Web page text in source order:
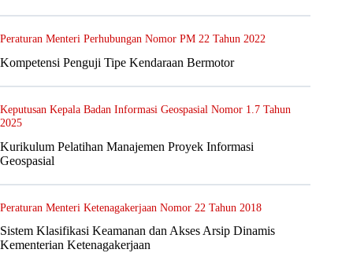
Peraturan Menteri Perhubungan Nomor PM 22 Tahun 2022
Kompetensi Penguji Tipe Kendaraan Bermotor
Keputusan Kepala Badan Informasi Geospasial Nomor 1.7 Tahun
2025
Kurikulum Pelatihan Manajemen Proyek Informasi
Geospasial
Peraturan Menteri Ketenagakerjaan Nomor 22 Tahun 2018
Sistem Klasifikasi Keamanan dan Akses Arsip Dinamis
Kementerian Ketenagakerjaan